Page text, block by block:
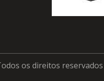
os direitos reservados